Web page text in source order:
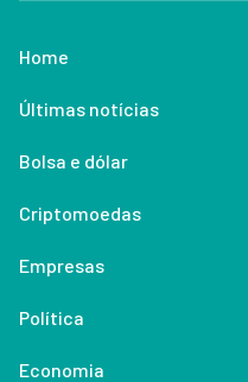
Home
Últimas notícias
Bolsa e dólar
Criptomoedas
Empresas
Política
Economia